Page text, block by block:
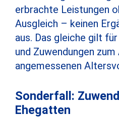
erbrachte Leistungen
Ausgleich – keinen
aus. Das gleiche gilt
und Zuwendungen
angemessenen
Sonderfall:
Ehegatten